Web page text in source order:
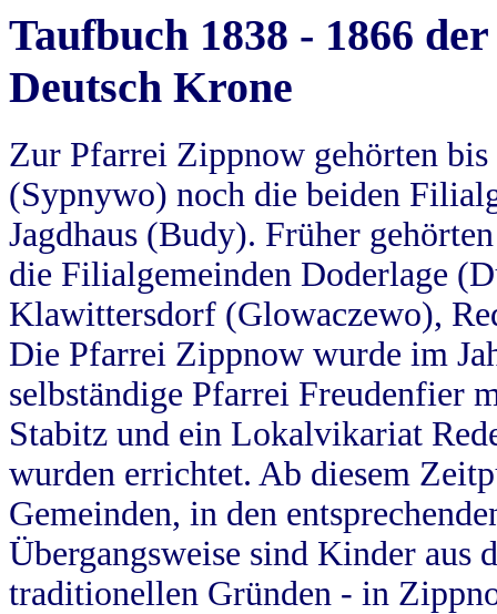
Taufbuch 1838 - 1866
Deutsch Krone
Zur Pfarrei Zippnow gehörten
(Sypnywo) noch die beiden
Jagdhaus (Budy). Früher
die Filialgemeinden Doderlage
Klawittersdorf (Glowaczewo),
Die Pfarrei Zippnow wurde im
selbständige Pfarrei Freudenfier
Stabitz und ein Lokalvikariat
wurden errichtet. Ab diesem
Gemeinden, in den
Übergangsweise sind Kinder aus
traditionellen Gründen - in